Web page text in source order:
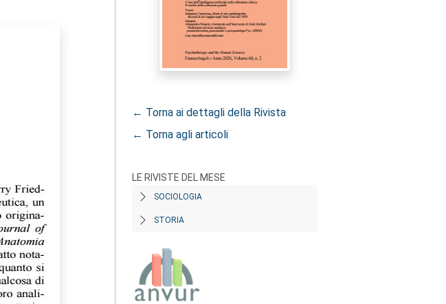
← Torna ai dettagli della Rivista
← Torna agli articoli
LE RIVISTE DEL MESE
SOCIOLOGIA
STORIA